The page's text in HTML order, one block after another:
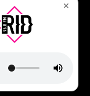
Amedeo II, 21 -
97883690014
di Torino n°
16073/2019
✕